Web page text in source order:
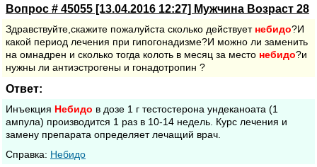
Вопрос # 45055 [13.04.2016 12:27] Мужчина Возраст 28
Здравствуйте,скажите пожалуйста сколько действует небидо?И
какой период лечения при гипогонадизме?И можно ли заменить
на омнадрен и сколько тогда колоть в месяц за место небидо?и
нужны ли антиэстрогены и гонадотропин ?
Ответ:
Инъекция Небидо в дозе 1 г тестостерона ундеканоата (1
ампула) производится 1 раз в 10-14 недель. Курс лечения и
замену препарата определяет лечащий врач.
Cправка: Небидо